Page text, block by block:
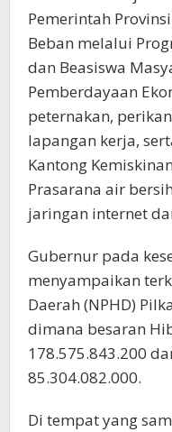
Pemerintah
Beban melalui
dan Beasiswa
Pemberdayaan
peternakan,
lapangan kerja,
Kantong
Prasarana air
jaringan internet
Gubernur pada
menyampaikan
Daerah (NPHD)
dimana besaran
178.575.843.200
85.304.082.000.
Di tempat yang